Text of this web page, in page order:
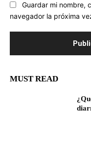
Guardar mi nombre,
navegador la próxima
MUST READ